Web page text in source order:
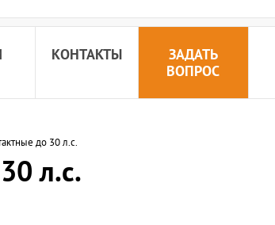
КОНТАКТЫ
ЗАДАТЬ
ВОПРОС
до 30 л.с.
л.с.